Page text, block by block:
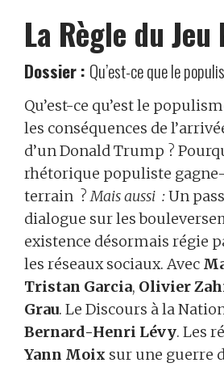
La Règle du Jeu
Dossier : Qu’est-ce que le
Qu’est-ce qu’est le
les conséquences de
d’un Donald Trump ?
rhétorique populiste
terrain ? Mais aussi :Un
dialogue sur les
existence désormais régie
les réseaux sociaux. Avec
Tristan Garcia, Olivier
Grau. Le Discours à la
Bernard-Henri Lévy. Les
Yann Moix sur une guerre